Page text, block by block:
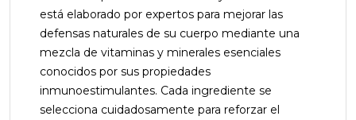
está elaborado por expertos para mejorar las
defensas naturales de su cuerpo mediante una
mezcla de vitaminas y minerales esenciales
conocidos por sus propiedades
inmunoestimulantes. Cada ingrediente se
selecciona cuidadosamente para reforzar el